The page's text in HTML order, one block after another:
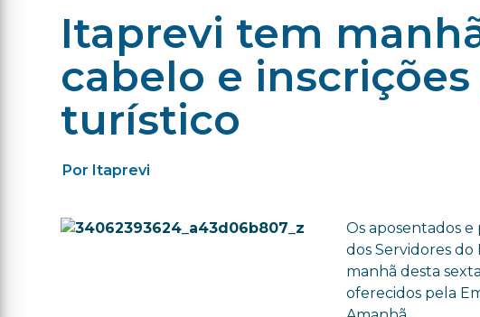
Itaprevi tem
cabelo e
turístico
Por Itaprevi
Os aposentados
dos Servidores
manhã desta
oferecidos pela